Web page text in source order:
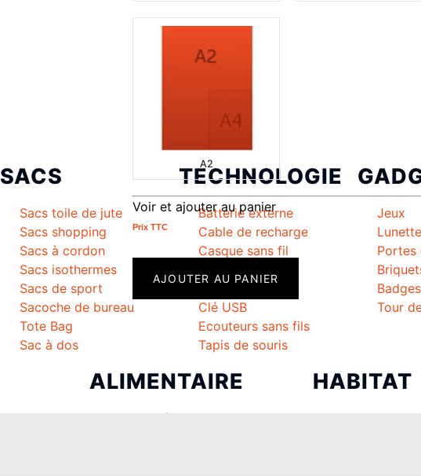
SACS
Sacs toile de jute
Sacs shopping
Sacs à cordon
Sacs isothermes
Sacs de sport
Sacoche de bureau
Tote Bag
Sac à dos
TECHNOLOGIE
Batterie externe
Cable de recharge
Casque sans fil
Enceinte
Clé USB
Ecouteurs sans fils
Tapis de souris
Jeux
Portes
Badges
Tour
ALIMENTAIRE
Bonbons à la menthe
HABITAT
A2
Voir et ajouter au panier
Prix ​​TTC
AJOUTER AU PANIER